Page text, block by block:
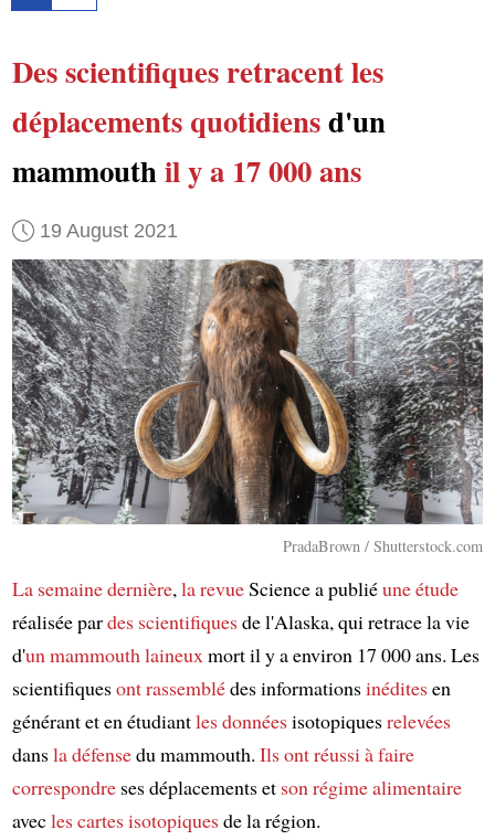
Des scientifiquesretracentles
déplacements quotidiensd'un
mammouthil y a 17 000 ans
19 August 2021
PradaBrown / Shutterstock.com
La semaine dernière, la revueScience a publiéune étude
réalisée pardes scientifiquesde l'Alaska, qui retrace la vie
d'un mammouth laineux mort il y a environ 17 000 ans. Les
scientifiquesont rassemblédes informationsinéditesen
générant et en étudiantles donnéesisotopiquesrelevées
dansla défensedu mammouth. Ils ont réussi à faire
correspondreses déplacements et son régime alimentaire
avecles cartes isotopiquesde la région.